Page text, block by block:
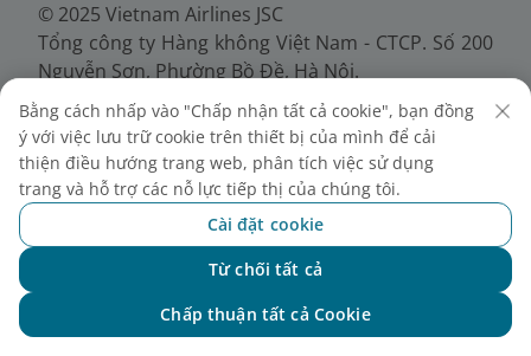
© 2025 Vietnam Airlines JSC
Tổng công ty Hàng không Việt Nam - CTCP. Số 200
Nguyễn Sơn, Phường Bồ Đề, Hà Nội.
Điện thoại: (+84-24) 38272289. Fax: (+84-24)
38722375
Giấy chứng nhận đăng ký doanh nghiệp, mã số
doanh nghiệp 0100107518, đăng ký lần đầu ngày
30/6/2010, đăng ký thay đổi lần thứ 10 ngày
24/7/2025, cấp bởi Sở Tài chính Thành phố Hà Nội.
Bằng cách nhấp vào "Chấp nhận tất cả cookie", bạn đồng
ý với việc lưu trữ cookie trên thiết bị của mình để cải
thiện điều hướng trang web, phân tích việc sử dụng
trang và hỗ trợ các nỗ lực tiếp thị của chúng tôi.
Cài đặt cookie
Từ chối tất cả
Chấp thuận tất cả Cookie